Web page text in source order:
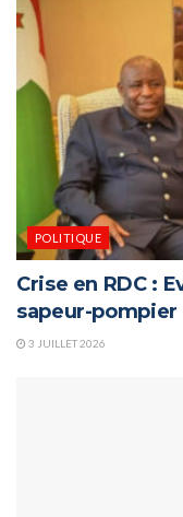
POLITIQUE
Crise en RDC :
sapeur-pompier
3 JUILLET 2026